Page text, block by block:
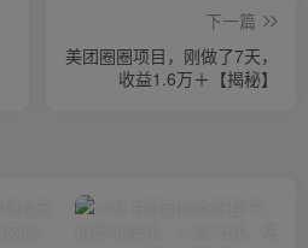
下一篇
美团圈圈项目，刚做了7天，
收益1.6万＋【揭秘】